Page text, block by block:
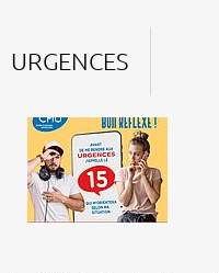
URGENCES